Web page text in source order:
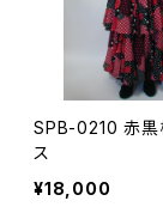
SPB-0210 赤黒
ス
¥18,000